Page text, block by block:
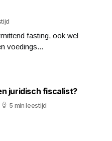
fasting, ook wel
voedings...
juridisch fiscalist?
5 min leestijd